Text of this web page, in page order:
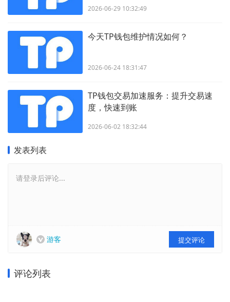
2026-06-29 10:32:49
今天TP钱包维护情况如何？
2026-06-24 18:31:47
TP钱包交易加速服务：提升交易速
度，快速到账
2026-06-02 18:32:44
发表列表
请登录后评论...
游客 提交评论
评论列表